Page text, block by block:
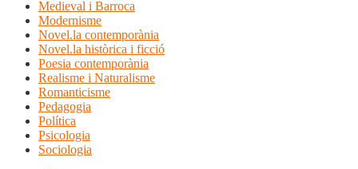
Medieval i Barroca
Modernisme
Novel.la contemporània
Novel.la històrica i ficció
Poesia contemporània
Realisme i Naturalisme
Romanticisme
Pedagogia
Política
Psicologia
Sociologia